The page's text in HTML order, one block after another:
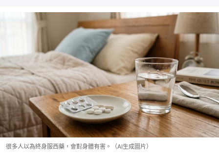
很多人以為終身服西藥，會對身體有害。（AI生成圖片）